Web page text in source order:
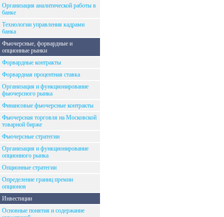
Организация аналитической работы в
банке
Технологии управления кадрами
банка
Фьючерсные, форвардные и
опционные рынки
Форвардные контракты
Форвардная процентная ставка
Организация и функционирование
фьючерсного рынка
Финансовые фьючерсные контракты
Фьючерсная торговля на Московской
товарной бирже
Фьючерсные стратегии
Организация и функционирование
опционного рынка
Опционные стратегии
Определение границ премии
опционов
Инвестиции
Основные понятия и содержание